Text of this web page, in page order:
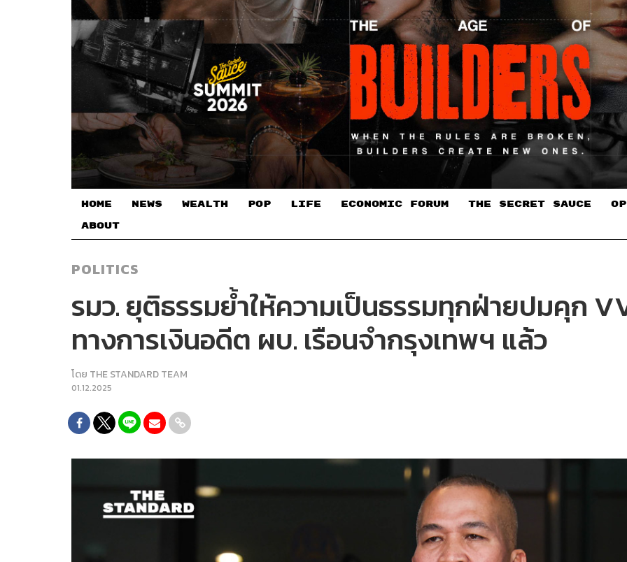
HOME NEWS WEALTH POP LIFE ECONOMIC FORUM THE SECRET SAUCE​
ABOUT
POLITICS
รมว. ยุติธรรมย้ำให้ความเป็นธรรมทุกฝ่ายปมคุก
ทางการเงินอดีต ผบ. เรือนจำกรุงเทพฯ แล้ว
โดย THE STANDARD TEAM
01.12.2025